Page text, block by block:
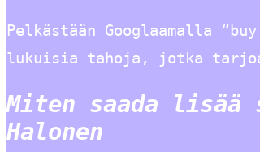
Pelkästään Googlaamalla
lukuisia tahoja, jotka
Miten saada lisää
Halonen